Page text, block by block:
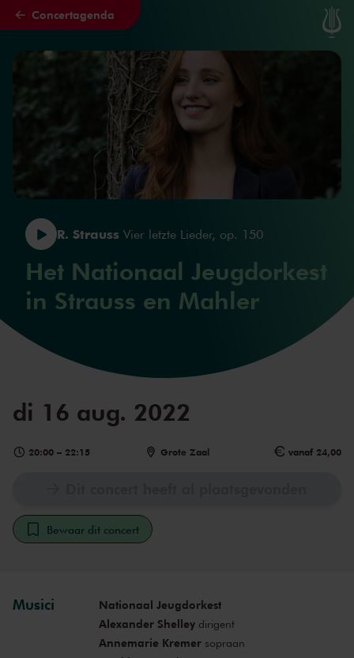
Naar hoofdcontent
Concertagenda
R. Strauss Vier letzte Lieder, op. 150
Het Nationaal Jeugdorkest
in Strauss en Mahler
di 16 aug. 2022
20:00 – 22:15 Grote Zaal vanaf 24,00
Bewaar dit concert
Musici
Nationaal Jeugdorkest
Alexander Shelleydirigent
Annemarie Kremersopraan